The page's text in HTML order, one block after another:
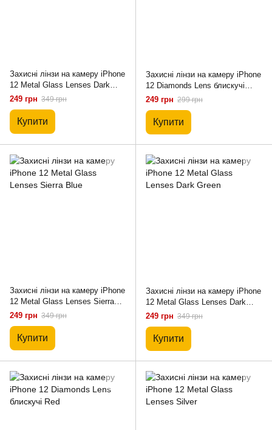
Захисні лінзи на камеру iPhone
12 Metal Glass Lenses Dark
Blue
249 грн 349 грн
Купити
Захисні лінзи на камеру iPhone
12 Diamonds Lens блискучі
Rainbow
249 грн 299 грн
Купити
Захисні лінзи на камеру iPhone
12 Metal Glass Lenses Sierra
Blue
249 грн 349 грн
Купити
Захисні лінзи на камеру iPhone
12 Metal Glass Lenses Dark
Green
249 грн 349 грн
Купити